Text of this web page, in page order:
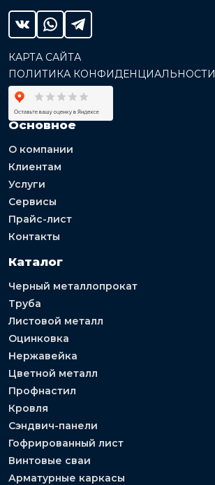
КАРТА САЙТА
ПОЛИТИКА КОНФИДЕНЦИАЛЬНОСТИ
Основное
О компании
Клиентам
Услуги
Сервисы
Прайс-лист
Контакты
Каталог
Черный металлопрокат
Труба
Листовой металл
Оцинковка
Нержавейка
Цветной металл
Профнастил
Кровля
Сэндвич-панели
Гофрированный лист
Винтовые сваи
Арматурные каркасы